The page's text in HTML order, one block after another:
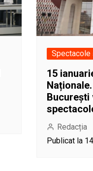
Spectacole
15
Redacția
Publicat la